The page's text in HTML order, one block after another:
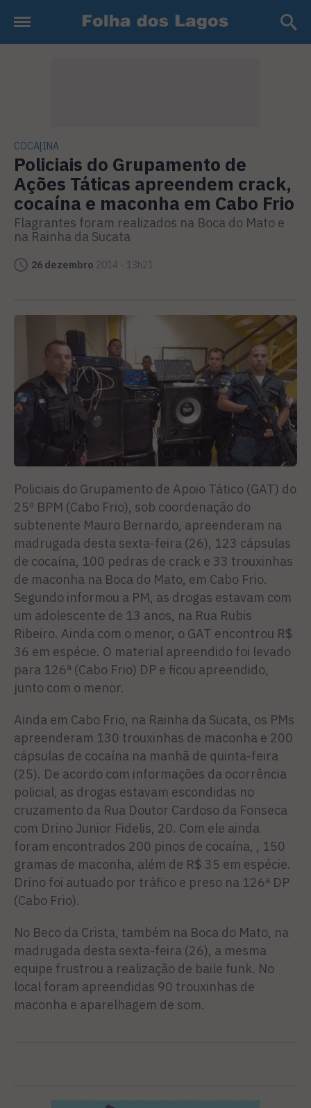
COCA[INA
Policiais do Grupamento de
Ações Táticas apreendem crack,
cocaína e maconha em Cabo Frio
Flagrantes foram realizados na Boca do Mato e
na Rainha da Sucata
26 dezembro 2014 - 13h21
Policiais do Grupamento de Apoio Tático (GAT) do
25º BPM (Cabo Frio), sob coordenação do
subtenente Mauro Bernardo, apreenderam na
madrugada desta sexta-feira (26), 123 cápsulas
de cocaína, 100 pedras de crack e 33 trouxinhas
de maconha na Boca do Mato, em Cabo Frio.
Segundo informou a PM, as drogas estavam com
um adolescente de 13 anos, na Rua Rubis
Ribeiro. Ainda com o menor, o GAT encontrou R$
36 em espécie. O material apreendido foi levado
para 126ª (Cabo Frio) DP e ficou apreendido,
junto com o menor.
Ainda em Cabo Frio, na Rainha da Sucata, os PMs
apreenderam 130 trouxinhas de maconha e 200
cápsulas de cocaína na manhã de quinta-feira
(25). De acordo com informações da ocorrência
policial, as drogas estavam escondidas no
cruzamento da Rua Doutor Cardoso da Fonseca
com Drino Junior Fidelis, 20. Com ele ainda
foram encontrados 200 pinos de cocaína, , 150
gramas de maconha, além de R$ 35 em espécie.
Drino foi autuado por tráfico e preso na 126ª DP
(Cabo Frio).
No Beco da Crista, também na Boca do Mato, na
madrugada desta sexta-feira (26), a mesma
equipe frustrou a realização de baile funk. No
local foram apreendidas 90 trouxinhas de
maconha e aparelhagem de som.